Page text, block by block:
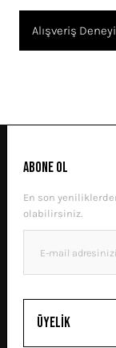
konularda yetersiz
tarafımıza
Ürün fiyatı diğer
Bu ürüne benzer
Alışveriş
Üyelik
ABONE OL
En son
olabilirsiniz.